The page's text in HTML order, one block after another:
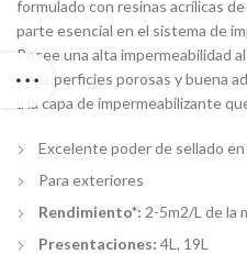
formulado con resinas acrílicas
parte esencial en el sistema de
Posee una alta impermeabilidad
en superficies porosas y buena
a la capa de impermeabilizante
Excelente poder de sellado
Para exteriores
Rendimiento*: 2-5m2/L de la
Presentaciones: 4L, 19L